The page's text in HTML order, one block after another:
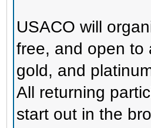
USACO will
free, and open to
gold, and
All returning
start out in the